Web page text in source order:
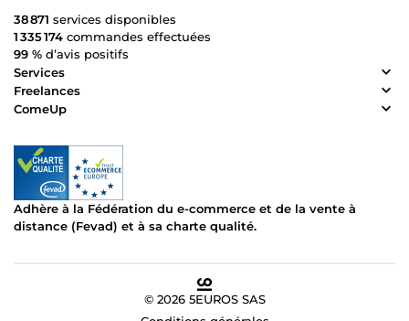
38 871 services disponibles
1 335 174 commandes effectuées
99 % d’avis positifs
Services
Freelances
ComeUp
Adhère à la Fédération du e-commerce et de la vente à
distance (Fevad) et à sa charte qualité.
© 2026 5EUROS SAS